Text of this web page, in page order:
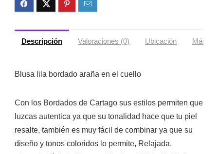
Descripción Valoraciones (0) Ubicación Más
Blusa lila bordado araña en el cuello
Con los Bordados de Cartago sus estilos permiten que
luzcas autentica ya que su tonalidad hace que tu piel
resalte, también es muy fácil de combinar ya que su
diseño y tonos coloridos lo permite, Relajada,